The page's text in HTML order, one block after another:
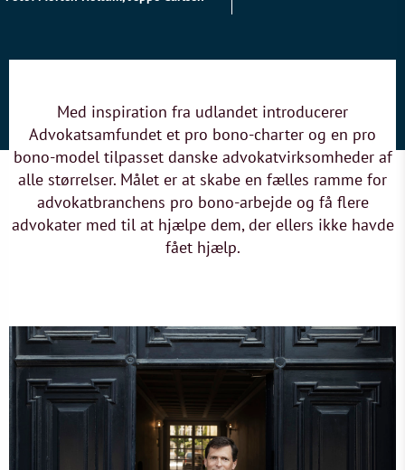
Med inspiration fra udlandet introducerer
Advokatsamfundet et pro bono-charter og en pro
bono-model tilpasset danske advokatvirksomheder af
alle størrelser. Målet er at skabe en fælles ramme for
advokatbranchens pro bono-arbejde og få flere
advokater med til at hjælpe dem, der ellers ikke havde
fået hjælp.